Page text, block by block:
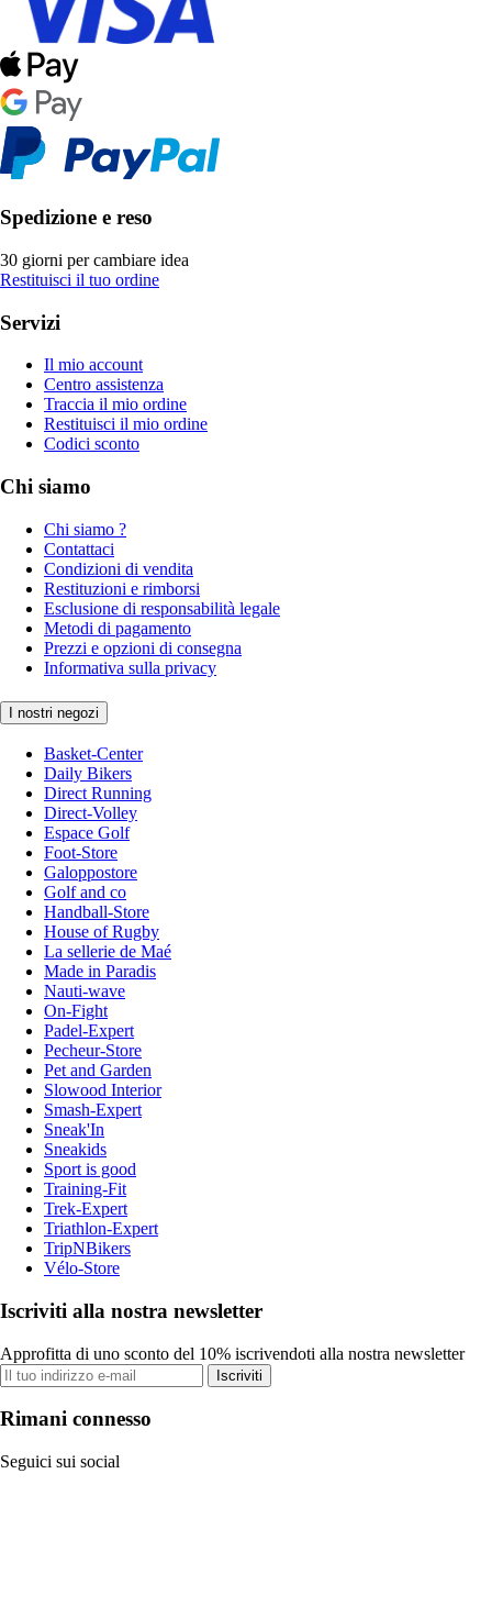
Spedizione e reso
30 giorni per cambiare idea
Restituisci il tuo ordine
Servizi
Il mio account
Centro assistenza
Traccia il mio ordine
Restituisci il mio ordine
Codici sconto
Chi siamo
Chi siamo ?
Contattaci
Condizioni di vendita
Restituzioni e rimborsi
Esclusione di responsabilità legale
Metodi di pagamento
Prezzi e opzioni di consegna
Informativa sulla privacy
I nostri negozi
Basket-Center
Daily Bikers
Direct Running
Direct-Volley
Espace Golf
Foot-Store
Galoppostore
Golf and co
Handball-Store
House of Rugby
La sellerie de Maé
Made in Paradis
Nauti-wave
On-Fight
Padel-Expert
Pecheur-Store
Pet and Garden
Slowood Interior
Smash-Expert
Sneak'In
Sneakids
Sport is good
Training-Fit
Trek-Expert
Triathlon-Expert
TripNBikers
Vélo-Store
Iscriviti alla nostra newsletter
Approfitta di uno sconto del 10% iscrivendoti alla nostra newsletter
Iscriviti
Rimani connesso
Seguici sui social